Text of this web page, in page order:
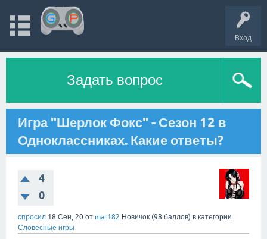
Вход
Задать вопрос
Игра "Шерлок Фокс" - Сезон 12 в
Одноклассниках. Какие ответы?
4
0
спросил 18 Сен, 20 от mar182 Новичок (98 баллов) в категории
Словесные игры